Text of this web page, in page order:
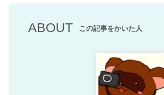
ABOUT この記事をかいた人